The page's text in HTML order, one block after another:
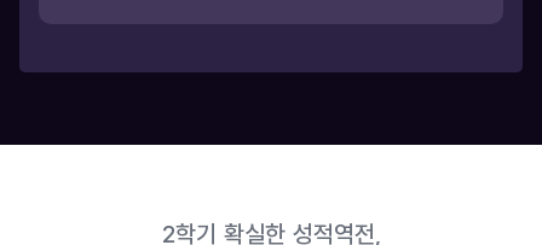
2학기 확실한 성적역전,